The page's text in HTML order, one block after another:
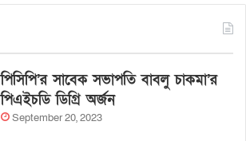
পিসিপি’র সাবেক সভাপতি বাবলু চাকমা’র
পিএইচডি ডিগ্রি অর্জন
September 20, 2023